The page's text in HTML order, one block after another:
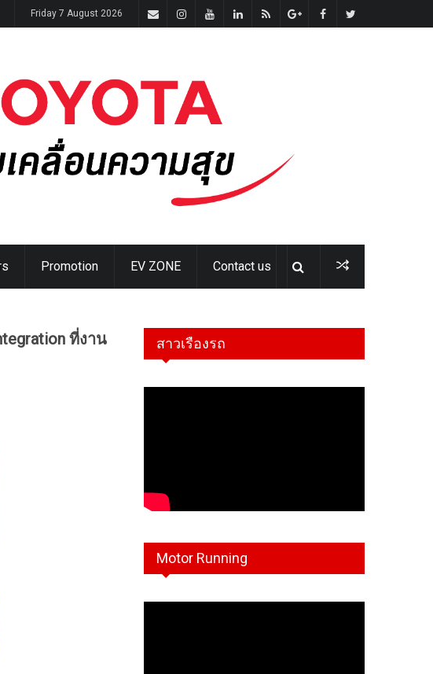
Friday 7 August 2026
Promotion EV ZONE Contact us
ที่งาน
สาวเรืองรถ
Motor Running